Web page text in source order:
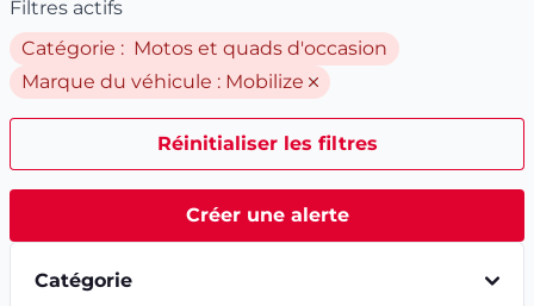
Filtres actifs
Catégorie : Motos et quads d'occasion
Marque du véhicule : Mobilize
Réinitialiser les filtres
Créer une alerte
Catégorie